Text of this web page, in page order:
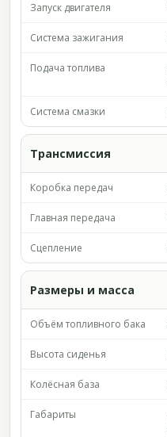
Запуск двигателя
Система зажигания
Подача топлива
Система смазки
Трансмиссия
Коробка передач
Главная передача
Сцепление
Размеры и масса
Объём топливного бака
Высота сиденья
Колёсная база
Габариты